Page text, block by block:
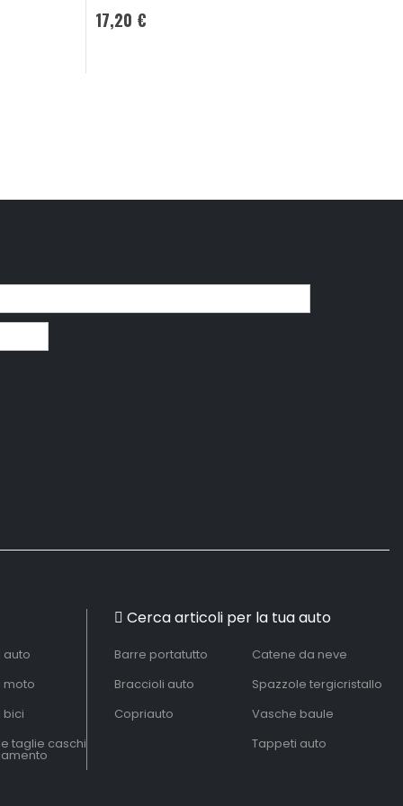
17,20 €
auto
moto
bici
taglie caschi
Cerca articoli per la tua auto
Barre portatutto
Braccioli auto
Copriauto
Catene da neve
Spazzole tergicristallo
Vasche baule
Tappeti auto